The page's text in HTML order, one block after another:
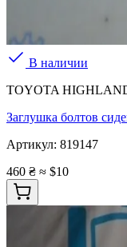
В наличии
TOYOTA
Заглушка болтов
Артикул: 819147
460 ₴ ≈ $10